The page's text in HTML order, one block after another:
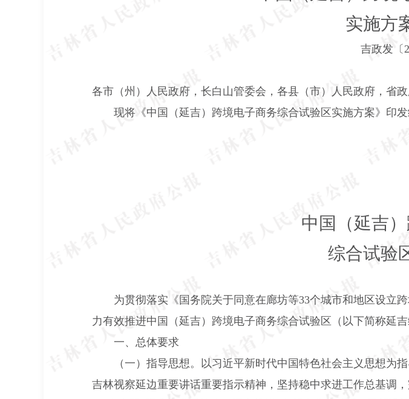
实施方
吉政发〔
各市（州）人民政府，长白山管委会，各县（市）人民政府，省
现将《中国（延吉）跨境电子商务综合试验区实施方案》印
中国（延吉
综合试验
为贯彻落实《国务院关于同意在廊坊等33个城市和地区设立
力有效推进中国（延吉）跨境电子商务综合试验区（以下简称延
一、总体要求
（一）指导思想。
以习近平新时代中国特色社会主义思想为
吉林视察延边重要讲话重要指示精神，坚持稳中求进工作总基调